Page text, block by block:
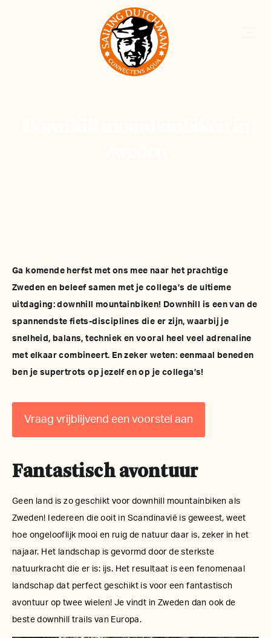
Ga komende herfst met ons mee naar het prachtige
Zweden en beleef samen met je collega’s de ultieme
uitdaging: downhill mountainbiken! Downhill is een van de
spannendste fiets-disciplines die er zijn, waarbij je
snelheid, balans, techniek en vooral heel veel adrenaline
met elkaar combineert. En zeker weten: eenmaal beneden
ben je supertrots op jezelf en op je collega’s!
Vraag vrijblijvend een voorstel aan
Fantastisch avontuur
Geen land is zo geschikt voor downhill mountainbiken als
Zweden! Iedereen die ooit in Scandinavië is geweest, weet
hoe ongelooflijk mooi en ruig de natuur daar is, zeker in het
najaar. Het landschap is gevormd door de sterkste
natuurkracht die er is: ijs. Het resultaat is een fenomenaal
landschap dat perfect geschikt is voor een fantastisch
avontuur op twee wielen! Je vindt in Zweden dan ook de
beste downhill trails van Europa.